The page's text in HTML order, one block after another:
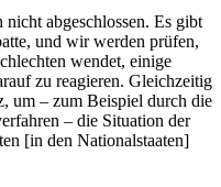
abgeschlossen. Es gibt
und wir werden prüfen,
wendet, einige
zu reagieren. Gleichzeitig
um – zum Beispiel durch die
– die Situation der
[in den Nationalstaaten]